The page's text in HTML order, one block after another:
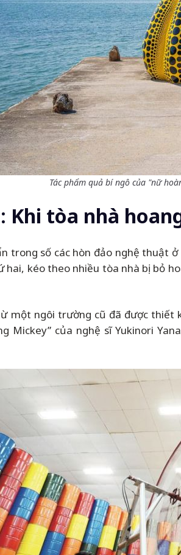
Tác phẩm quả bí ngô của "nữ
Khi tòa nhà
trong số các hòn đảo nghệ
hai, kéo theo nhiều tòa nhà bị bỏ
một ngôi trường cũ đã được thiết
Mickey” của nghệ sĩ Yukinori